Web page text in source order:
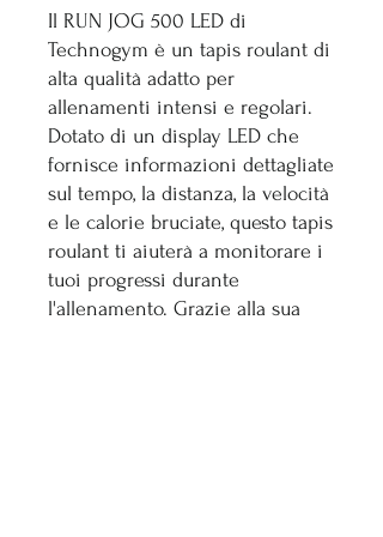
Il RUN JOG 500 LED di
Technogym è un tapis roulant di
alta qualità adatto per
allenamenti intensi e regolari.
Dotato di un display LED che
fornisce informazioni dettagliate
sul tempo, la distanza, la velocità
e le calorie bruciate, questo tapis
roulant ti aiuterà a monitorare i
tuoi progressi durante
l'allenamento. Grazie alla sua